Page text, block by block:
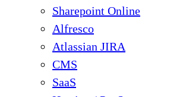
Sharepoint Online
Alfresco
Atlassian JIRA
CMS
SaaS